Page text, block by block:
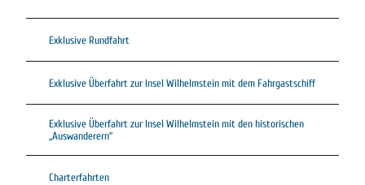
Exklusive Rundfahrt
Exklusive Überfahrt zur Insel Wilhelmstein mit dem Fahrgastschiff
Exklusive Überfahrt zur Insel Wilhelmstein mit den historischen
„Auswanderern“
Charterfahrten